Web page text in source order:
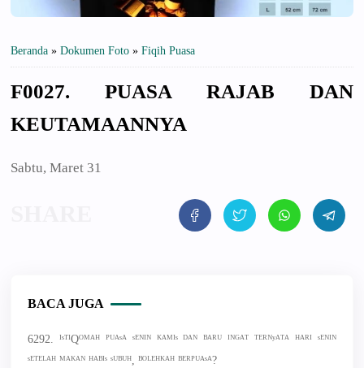
Beranda » Dokumen Foto » Fiqih Puasa
F0027. PUASA RAJAB DAN
KEUTAMAANNYA
Sabtu, Maret 31
BACA JUGA
6292. ᴵˢᵀᴵQᴼᴹᴬᴴ ᴾᵁᴬˢᴬ ˢᴱᴺᴵᴺ ᴷᴬᴹᴵˢ ᴰᴬᴺ ᴮᴬᴿᵁ ᴵᴺᴳᴬᵀ ᵀᴱᴿᴺʸᴬᵀᴬ ᴴᴬᴿᴵ ˢᴱᴺᴵᴺ
ˢᴱᵀᴱᴸᴬᴴ ᴹᴬᴷᴬᴺ ᴴᴬᴮᴵˢ ˢᵁᴮᵁᴴ, ᴮᴼᴸᴱᴴᴷᴬᴴ ᴮᴱᴿᴾᵁᴬˢᴬ?